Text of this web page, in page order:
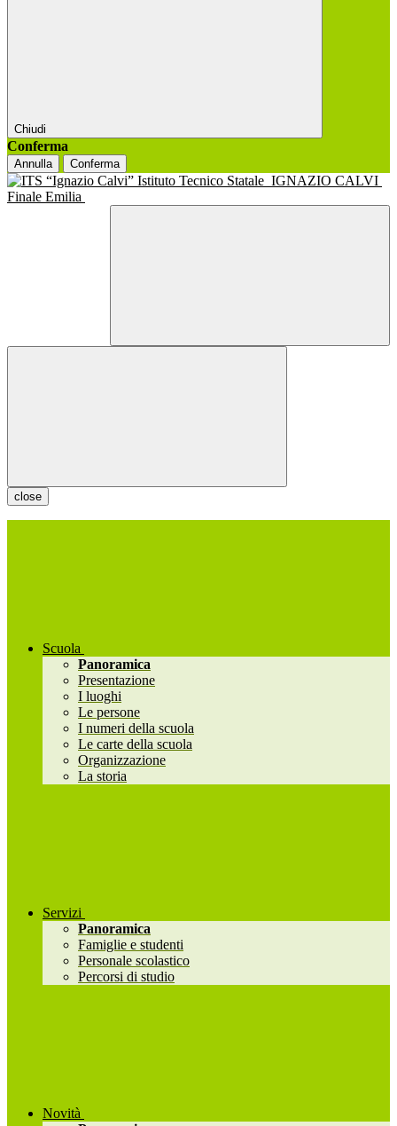
Chiudi
Conferma
Annulla Conferma
Istituto Tecnico Statale IGNAZIO CALVI
Finale Emilia
close
Scuola
Panoramica
Presentazione
I luoghi
Le persone
I numeri della scuola
Le carte della scuola
Organizzazione
La storia
Servizi
Panoramica
Famiglie e studenti
Personale scolastico
Percorsi di studio
Novità